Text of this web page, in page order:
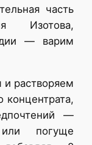
часть
Изотова,
— варим
и растворяем
концентрата,
—
погуще